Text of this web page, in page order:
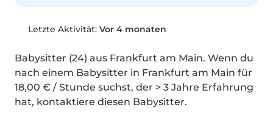
Letzte Aktivität: Vor 4 monaten
Babysitter (24) aus Frankfurt am Main. Wenn du
nach einem Babysitter in Frankfurt am Main für
18,00 € / Stunde suchst, der > 3 Jahre Erfahrung
hat, kontaktiere diesen Babysitter.